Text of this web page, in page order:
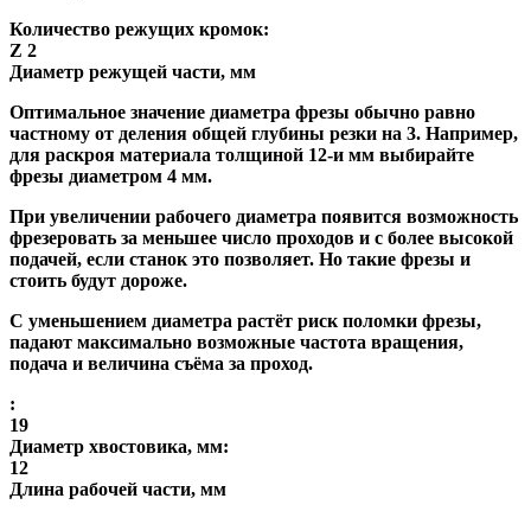
Количество режущих кромок:
Z 2
Диаметр режущей части, мм
Оптимальное значение диаметра фрезы обычно равно
частному от деления общей глубины резки на 3. Например,
для раскроя материала толщиной 12-и мм выбирайте
фрезы диаметром 4 мм.
При увеличении рабочего диаметра появится возможность
фрезеровать за меньшее число проходов и с более высокой
подачей, если станок это позволяет. Но такие фрезы и
стоить будут дороже.
С уменьшением диаметра растёт риск поломки фрезы,
падают максимально возможные частота вращения,
подача и величина съёма за проход.
:
19
Диаметр хвостовика, мм:
12
Длина рабочей части, мм